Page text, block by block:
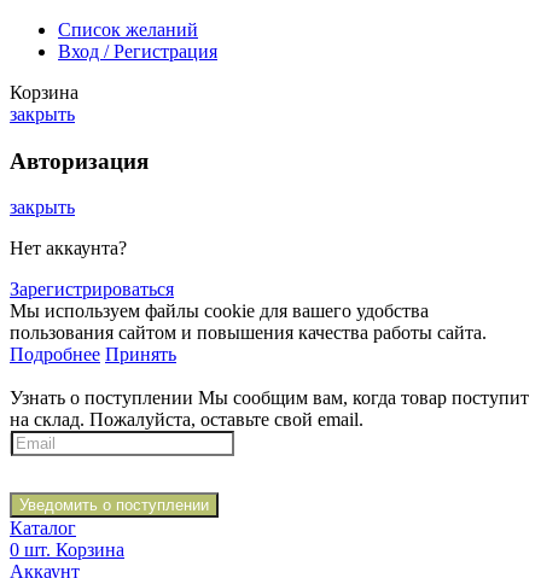
Список желаний
Вход / Регистрация
Корзина
закрыть
Авторизация
закрыть
Нет аккаунта?
Зарегистрироваться
Мы используем файлы cookie для вашего удобства
пользования сайтом и повышения качества работы сайта.
Подробнее Принять
Узнать о поступлении Мы сообщим вам, когда товар поступит
на склад. Пожалуйста, оставьте свой email.
Уведомить о поступлении
Каталог
0 шт. Корзина
Аккаунт